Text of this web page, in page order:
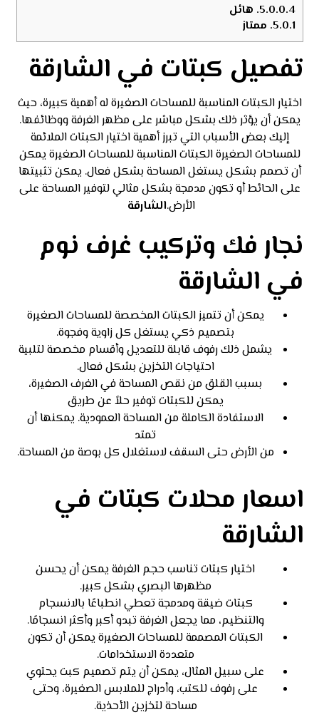
5.0.0.4. هائل
5.0.1. ممتاز
تفصيل كبتات في الشارقة
اختيار الكبتات المناسبة للمساحات الصغيرة له أهمية كبيرة، حيث
يمكن أن يؤثر ذلك بشكل مباشر على مظهر الغرفة ووظائفها.
إليك بعض الأسباب التي تبرز أهمية اختيار الكبتات الملائمة
للمساحات الصغيرة الكبتات المناسبة للمساحات الصغيرة يمكن
أن تصمم بشكل يستغل المساحة بشكل فعال. يمكن تثبيتها
على الحائط أو تكون مدمجة بشكل مثالي لتوفير المساحة على
الأرض.الشارقة
نجار فك وتركيب غرف نوم
في الشارقة
يمكن أن تتميز الكبتات المخصصة للمساحات الصغيرة
بتصميم ذكي يستغل كل زاوية وفجوة.
يشمل ذلك رفوف قابلة للتعديل وأقسام مخصصة لتلبية
احتياجات التخزين بشكل فعال.
بسبب القلق من نقص المساحة في الغرف الصغيرة،
يمكن للكبتات توفير حلاً عن طريق
الاستفادة الكاملة من المساحة العمودية. يمكنها أن
تمتد
من الأرض حتى السقف لاستغلال كل بوصة من المساحة.
اسعار محلات كبتات في
الشارقة
اختيار كبتات تناسب حجم الغرفة يمكن أن يحسن
مظهرها البصري بشكل كبير.
كبتات ضيقة ومدمجة تعطي انطباعًا بالانسجام
والتنظيم، مما يجعل الغرفة تبدو أكبر وأكثر انسجامًا.
الكبتات المصممة للمساحات الصغيرة يمكن أن تكون
متعددة الاستخدامات.
على سبيل المثال، يمكن أن يتم تصميم كبت يحتوي
على رفوف للكتب، وأدراج للملابس الصغيرة، وحتى
مساحة لتخزين الأحذية.